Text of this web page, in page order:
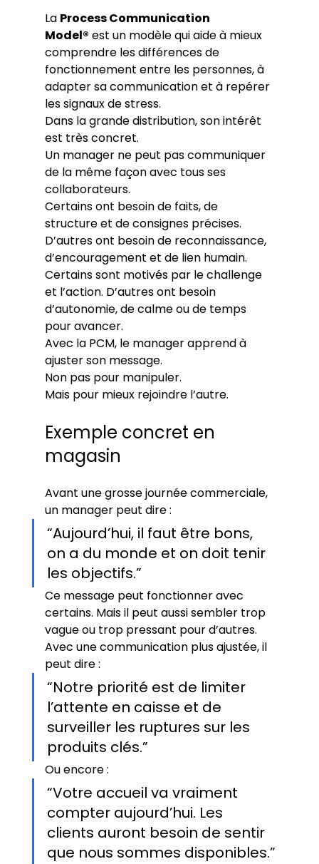
La Process Communication
Model® est un modèle qui aide à mieux
comprendre les différences de
fonctionnement entre les personnes, à
adapter sa communication et à repérer
les signaux de stress.
Dans la grande distribution, son intérêt
est très concret.
Un manager ne peut pas communiquer
de la même façon avec tous ses
collaborateurs.
Certains ont besoin de faits, de
structure et de consignes précises.
D’autres ont besoin de reconnaissance,
d’encouragement et de lien humain.
Certains sont motivés par le challenge
et l’action. D’autres ont besoin
d’autonomie, de calme ou de temps
pour avancer.
Avec la PCM, le manager apprend à
ajuster son message.
Non pas pour manipuler.
Mais pour mieux rejoindre l’autre.
Exemple concret en
magasin
Avant une grosse journée commerciale,
un manager peut dire :
“Aujourd’hui, il faut être bons,
on a du monde et on doit tenir
les objectifs.”
Ce message peut fonctionner avec
certains. Mais il peut aussi sembler trop
vague ou trop pressant pour d’autres.
Avec une communication plus ajustée, il
peut dire :
“Notre priorité est de limiter
l’attente en caisse et de
surveiller les ruptures sur les
produits clés.”
Ou encore :
“Votre accueil va vraiment
compter aujourd’hui. Les
clients auront besoin de sentir
que nous sommes disponibles.”